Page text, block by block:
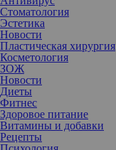
Стоматология
Эстетика
Новости
Пластическая хирургия
Косметология
ЗОЖ
Новости
Диеты
Фитнес
Здоровое питание
Витамины и добавки
Рецепты